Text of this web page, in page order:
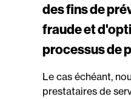
des fins de
fraude et
processus de
Le cas échéant,
prestataires de